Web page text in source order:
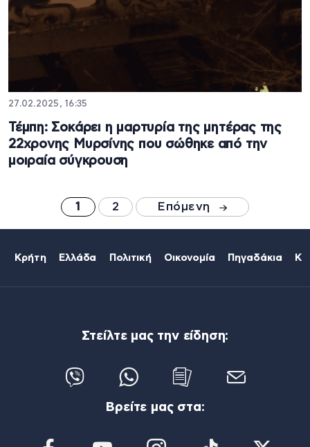
27.02.2025, 16:35
Τέμπη: Σοκάρει η μαρτυρία της μητέρας της
22χρονης Μυρσίνης που σώθηκε από την
μοιραία σύγκρουση
1 2 Επόμενη
Κρήτη Ελλάδα Πολιτική Οικονομία Πηγαδάκια
Στείλτε μας την είδηση:
Βρείτε μας στα: